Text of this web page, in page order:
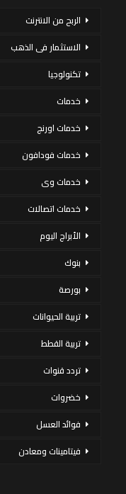
الربح من الانترنت
الاستثمار فى الذهب
تكنولوجيا
خدمات
خدمات اورنج
خدمات فودافون
خدمات وى
خدمات اتصالات
الأبراج اليوم
بنوك
بورصة
تربية الحيوانات
تربية القطط
تردد قنوات
خضروات
فوائد العسل
فيتامينات ومعادن